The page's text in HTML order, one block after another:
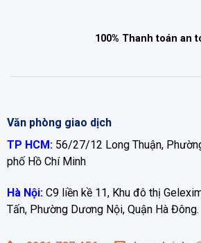
100% Thanh toán an
Văn phòng giao dịch
TP HCM: 56/27/12 Long Thuận,
phố Hồ Chí Minh
Hà Nội:C9 liền kề 11, Khu đô thị
Tấn, Phường Dương Nội, Quận Hà Đông.